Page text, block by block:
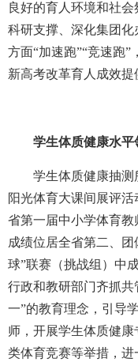
良好的育人环境和社
科研支撑、深化集团
方面“加速跑”“竞速跑
新高考改革育人成效提
学生体质健康水平
学生体质健康抽测
阳光体育大课间展评
省第一届中小学体育
成绩位居全省第二、
球”联赛（挑战组）中
行政和教研部门齐抓
一”的教育理念，引导
师，开展学生体质健
类体育竞赛等举措，进